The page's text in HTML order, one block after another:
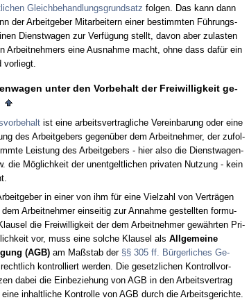
Gleich­be­hand­lungs­grund­satz fol­gen. Das kann dann
der Ar­beit­ge­ber Mit­ar­bei­tern ei­ner be­stimm­ten Führungs­
Dienst­wa­gen zur Verfügung stellt, da­von aber zu­las­ten
Ar­beit­neh­mers ei­ne Aus­nah­me macht, oh­ne dass dafür ein
vor­liegt.
un­ter den Vor­be­halt der Frei­wil­lig­keit ge­
ist ei­ne ar­beits­ver­trag­li­che Ver­ein­ba­rung oder ei­ne
des Ar­beit­ge­bers ge­genüber dem Ar­beit­neh­mer, der zu­fol­
Leis­tung des Ar­beit­ge­bers - hier al­so die Dienst­wa­gen­
die Möglich­keit der un­ent­gelt­li­chen pri­va­ten Nut­zung - kein
in ei­ner von ihm für ei­ne Viel­zahl von Verträgen
dem Ar­beit­neh­mer ein­sei­tig zur An­nah­me ge­stell­ten for­mu­
die Frei­wil­lig­keit der dem Ar­beit­neh­mer gewähr­ten Pri­
vor, muss ei­ne sol­che Klau­sel als All­ge­mei­ne
(AGB)am Maßstab der §§ 305 ff. Bürger­li­ches Ge­
kon­trol­liert wer­den. Die ge­setz­li­chen Kon­troll­vor­
da­bei die Ein­be­zie­hung von AGB in den Ar­beits­ver­trag
in­halt­li­che Kon­trol­le von AGB durch die Ar­beits­ge­rich­te.